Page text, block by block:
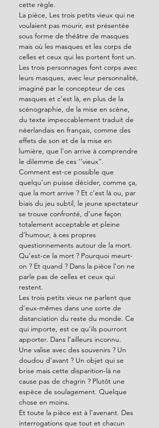
cette règle.
La pièce, Les trois petits vieux qui ne
voulaient pas mourir, est présentée
sous forme de théâtre de masques
mais où les masques et les corps de
celles et ceux qui les portent font un.
Les trois personnages font corps avec
leurs masques, avec leur personnalité,
imaginé par le concepteur de ces
masques et c’est là, en plus de la
scénographie, de la mise en scène,
du texte impeccablement traduit de
néerlandais en français, comme des
effets de son et de la mise en
lumière, que l’on arrive à comprendre
le dilemme de ces ‘’vieux’’.
Comment est-ce possible que
quelqu’un puisse décider, comme ça,
que la mort arrive ? Et c’est là ou, par
biais du jeu subtil, le jeune spectateur
se trouve confronté, d’une façon
totalement acceptable et pleine
d’humour, à ces propres
questionnements autour de la mort.
Qu’est-ce la mort ? Pourquoi meurt-
on ? Et quand ? Dans la pièce l’on ne
parle pas de celles et ceux qui
restent.
Les trois petits vieux ne parlent que
d’eux-mêmes dans une sorte de
distanciation du reste du monde. Ce
qui importe, est ce qu’ils pourront
apporter. Dans l’ailleurs inconnu.
Une valise avec des souvenirs ? Un
doudou d’avant ? Un objet qui se
brise mais cette disparition-là ne
cause pas de chagrin ? Plutôt une
espèce de soulagement. Quelque
chose en moins.
Et toute la pièce est à l’avenant. Des
interrogations que tout et chacun